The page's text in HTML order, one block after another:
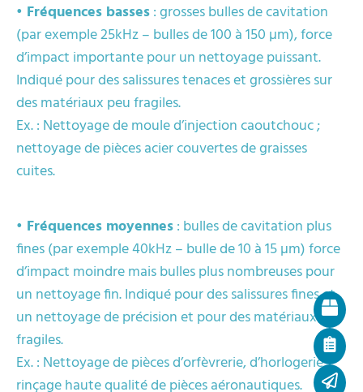
• Fréquences basses: grosses bulles de cavitation
(par exemple 25kHz – bulles de 100 à 150 µm), force
d’impact importante pour un nettoyage puissant.
Indiqué pour des salissures tenaces et grossières sur
des matériaux peu fragiles.
Ex. : Nettoyage de moule d’injection caoutchouc ;
nettoyage de pièces acier couvertes de graisses
cuites.
• Fréquences moyennes: bulles de cavitation plus
fines (par exemple 40kHz – bulle de 10 à 15 µm) force
d’impact moindre mais bulles plus nombreuses pour
un nettoyage fin. Indiqué pour des salissures fines et
un nettoyage de précision et pour des matériaux
fragiles.
Ex. : Nettoyage de pièces d’orfèvrerie, d’horlogerie ;
rinçage haute qualité de pièces aéronautiques.